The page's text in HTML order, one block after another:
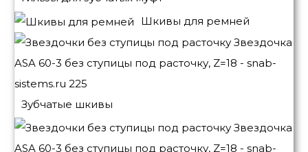
Шкивы для ремней
Зубчатые шкивы